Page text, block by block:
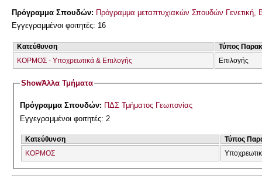
Πρόγραμμα Σπουδών: Πρόγραμμα μεταπτυχιακών Σπουδών
Εγγεγραμμένοι φοιτητές: 16
Κατεύθυνση
Τύπος
ΚΟΡΜΟΣ - Υποχρεωτικά & Επιλογής
Επιλογής
ShowΆλλα Τμήματα
Πρόγραμμα Σπουδών: ΠΔΣ Τμήματος Γεωπονίας
Εγγεγραμμένοι φοιτητές: 2
Κατεύθυνση
Τύπος
ΚΟΡΜΟΣ